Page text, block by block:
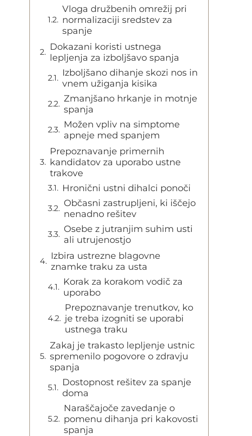
Vloga družbenih omrežij pri
normalizaciji sredstev za
spanje
Dokazani koristi ustnega
lepljenja za izboljšavo spanja
Izboljšano dihanje skozi nos in
vnem užiganja kisika
Zmanjšano hrkanje in motnje
spanja
Možen vpliv na simptome
apneje med spanjem
Prepoznavanje primernih
kandidatov za uporabo ustne
trakove
Hronični ustni dihalci ponoči
Občasni zastrupljeni, ki iščejo
nenadno rešitev
Osebe z jutranjim suhim usti
ali utrujenostjo
Izbira ustrezne blagovne
znamke traku za usta
Korak za korakom vodič za
uporabo
Prepoznavanje trenutkov, ko
je treba izogniti se uporabi
ustnega traku
Zakaj je trakasto lepljenje ustnic
spremenilo pogovore o zdravju
spanja
Dostopnost rešitev za spanje
doma
Naraščajoče zavedanje o
pomenu dihanja pri kakovosti
spanja